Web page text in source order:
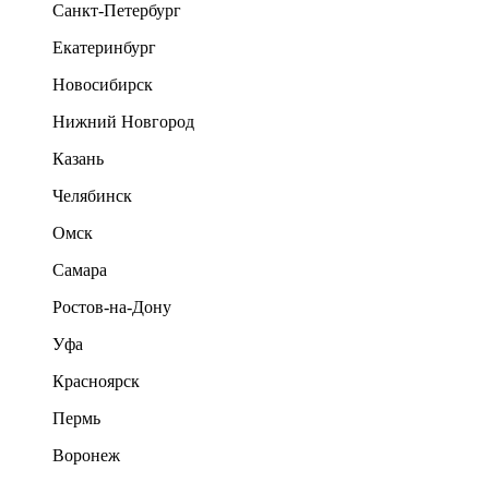
Санкт-Петербург
Екатеринбург
Новосибирск
Нижний Новгород
Казань
Челябинск
Омск
Самара
Ростов-на-Дону
Уфа
Красноярск
Пермь
Воронеж